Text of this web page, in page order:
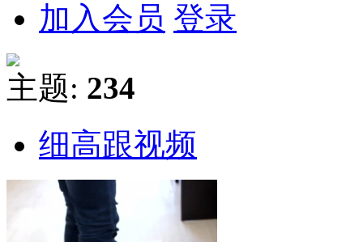
加入会员 登录
主题: 234
细高跟视频